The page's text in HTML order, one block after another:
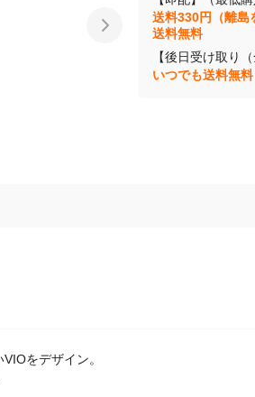
【即配】（最低
送料330円（離島
送料無料
【後日受け取り（
をデザイン。